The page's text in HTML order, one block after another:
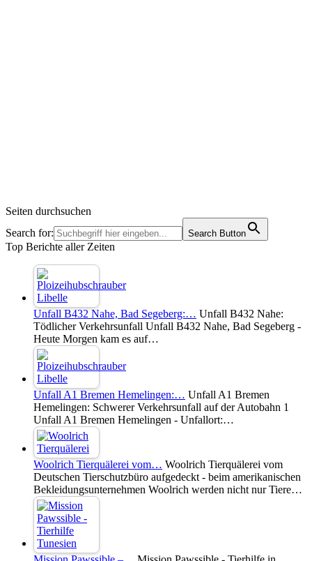
Seiten durchsuchen
Search for:
Search Button
Top Berichte aller Zeiten
Unfall B432 Nahe, Bad Segeberg:… Unfall B432 Nahe:
Tödlicher Verkehrsunfall Unfall B432 Nahe, Bad Segeberg -
Heute Morgen kam es auf…
Unfall A1 Bremen Hemelingen:… Unfall A1 Bremen
Hemelingen: Schwerer Verkehrsunfall auf der Autobahn 1
Unfall A1 Bremen Hemelingen - Unfallort:…
Woolrich Tierquälerei vom… Woolrich Tierquälerei vom
Deutschen Tierschutzbüro aufgedeckt - beim amerikanischen
Bekleidungsunternehmen Woolrich werden nicht nur Tiere…